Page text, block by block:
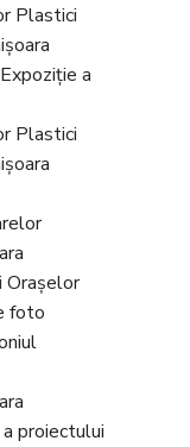
Plastici
a
Plastici
Orașelor
foto
proiectului